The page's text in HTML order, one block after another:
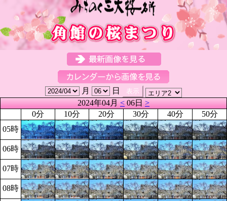
月
日
2024年04月<06日>
0分
10分 20分 30分 40分
50分
05時
06時
07時
08時